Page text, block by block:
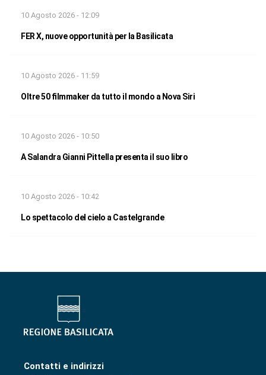
10 Agosto 2026 - 12:09
FER X, nuove opportunità per la Basilicata
10 Agosto 2026 - 11:59
Oltre 50 filmmaker da tutto il mondo a Nova Siri
10 Agosto 2026 - 10:50
A Salandra Gianni Pittella presenta il suo libro
10 Agosto 2026 - 10:42
Lo spettacolo del cielo a Castelgrande
Contatti e indirizzi